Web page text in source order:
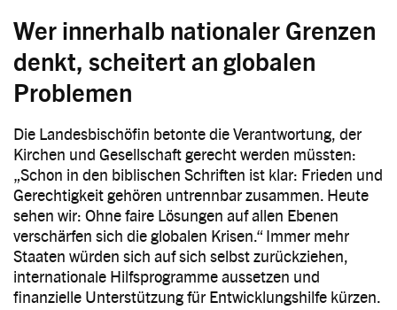
Wer innerhalb nationaler Grenzen
denkt, scheitert an globalen
Problemen
Die Landesbischöfin betonte die Verantwortung, der
Kirchen und Gesellschaft gerecht werden müssten:
„Schon in den biblischen Schriften ist klar: Frieden und
Gerechtigkeit gehören untrennbar zusammen. Heute
sehen wir: Ohne faire Lösungen auf allen Ebenen
verschärfen sich die globalen Krisen.“ Immer mehr
Staaten würden sich auf sich selbst zurückziehen,
internationale Hilfsprogramme aussetzen und
finanzielle Unterstützung für Entwicklungshilfe kürzen.